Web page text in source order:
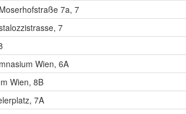
7a, 7
7
Wien, 6A
Wien, 8B
7A